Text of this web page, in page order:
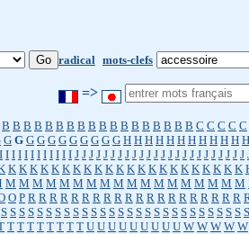
radical mots-clefs
=>
B B B B B B B B B B B B B B B B B B C C C C C
G G G G G G G G G G G H H H H H H H H H H H H
I I I I I I I I I I I I J J J J J J J J J J J J J J J J J J J J J J J J
K K K K K K K K K K K K K K K K K K K K K K
M M M M M M M M M M M M M M M M M M
O P R R R R R R R R R R R R R R R R R R R R
S S S S S S S S S S S S S S S S S S S S S S S S S S S S
T T T T T T T T U U U U U U U U U W W W W W